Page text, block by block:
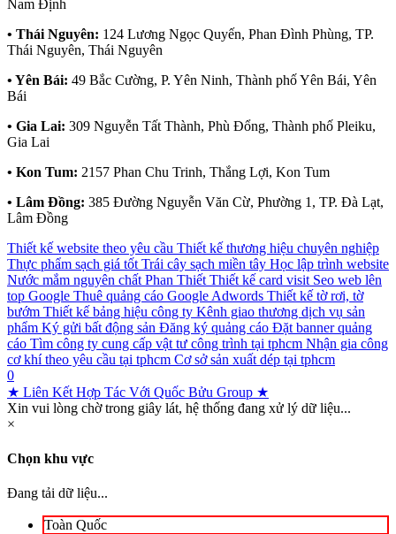
Nam Định
• Thái Nguyên: 124 Lương Ngọc Quyến, Phan Đình Phùng, TP.
Thái Nguyên, Thái Nguyên
• Yên Bái: 49 Bắc Cường, P. Yên Ninh, Thành phố Yên Bái, Yên
Bái
• Gia Lai: 309 Nguyễn Tất Thành, Phù Đổng, Thành phố Pleiku,
Gia Lai
• Kon Tum: 2157 Phan Chu Trinh, Thắng Lợi, Kon Tum
• Lâm Đồng: 385 Đường Nguyễn Văn Cừ, Phường 1, TP. Đà Lạt,
Lâm Đồng
Thiết kế website theo yêu cầu Thiết kế thương hiệu chuyên nghiệp
Thực phẩm sạch giá tốt Trái cây sạch miền tây Học lập trình website
Nước mắm nguyên chất Phan Thiết Thiết kế card visit Seo web lên
top Google Thuê quảng cáo Google Adwords Thiết kế tờ rơi, tờ
bướm Thiết kế bảng hiệu công ty Kênh giao thương dịch vụ sản
phẩm Ký gửi bất động sản Đăng ký quảng cáo Đặt banner quảng
cáo Tìm công ty cung cấp vật tư công trình tại tphcm Nhận gia công
cơ khí theo yêu cầu tại tphcm Cơ sở sản xuất dép tại tphcm
0
★ Liên Kết Hợp Tác Với Quốc Bửu Group ★
Xin vui lòng chờ trong giây lát, hệ thống đang xử lý dữ liệu...
×
Chọn khu vực
Đang tải dữ liệu...
Toàn Quốc